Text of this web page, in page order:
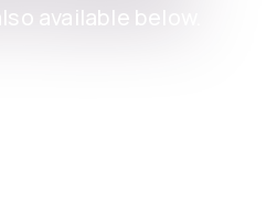
available below.